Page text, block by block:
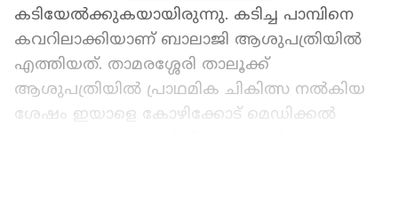
കടിയേല്‍ക്കുകയായിരുന്നു. കടിച്ച പാമ്പിനെ
കവറിലാക്കിയാണ് ബാലാജി ആശുപത്രിയില്‍
എത്തിയത്. താമരശ്ശേരി താലൂക്ക്
ആശുപത്രിയില്‍ പ്രാഥമിക ചികിത്സ നല്‍കിയ
ശേഷം ഇയാളെ കോഴിക്കോട് മെഡിക്കല്‍